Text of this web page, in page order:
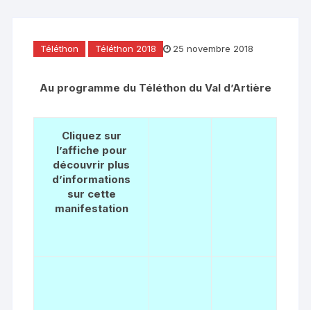
Téléthon Téléthon 2018 25 novembre 2018
Au programme du Téléthon du Val d’Artière
Cliquez sur
l’affiche pour
découvrir plus
d’informations
sur cette
manifestation